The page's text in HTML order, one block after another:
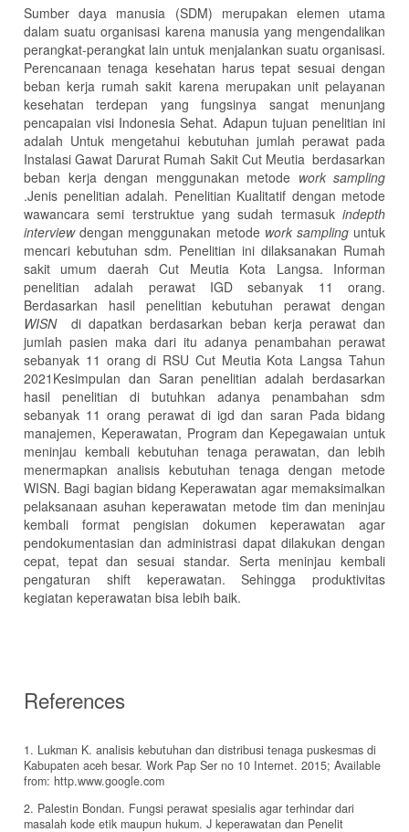
Sumber daya manusia (SDM) merupakan elemen utama
dalam suatu organisasi karena manusia yang mengendalikan
perangkat-perangkat lain untuk menjalankan suatu organisasi.
Perencanaan tenaga kesehatan harus tepat sesuai dengan
beban kerja rumah sakit karena merupakan unit pelayanan
kesehatan terdepan yang fungsinya sangat menunjang
pencapaian visi Indonesia Sehat. Adapun tujuan penelitian ini
adalah Untuk mengetahui kebutuhan jumlah perawat pada
Instalasi Gawat Darurat Rumah Sakit Cut Meutia berdasarkan
beban kerja dengan menggunakan metode work sampling
.Jenis penelitian adalah. Penelitian Kualitatif dengan metode
wawancara semi terstruktue yang sudah termasuk indepth
interviewdengan menggunakan metode work samplinguntuk
mencari kebutuhan sdm. Penelitian ini dilaksanakan Rumah
sakit umum daerah Cut Meutia Kota Langsa. Informan
penelitian adalah perawat IGD sebanyak 11 orang.
Berdasarkan hasil penelitian kebutuhan perawat dengan
WISN
di dapatkan berdasarkan beban kerja perawat dan
jumlah pasien maka dari itu adanya penambahan perawat
sebanyak 11 orang di RSU Cut Meutia Kota Langsa Tahun
2021Kesimpulan dan Saran penelitian adalah berdasarkan
hasil penelitian di butuhkan adanya penambahan sdm
sebanyak 11 orang perawat di igd dan saran Pada bidang
manajemen, Keperawatan, Program dan Kepegawaian untuk
meninjau kembali kebutuhan tenaga perawatan, dan lebih
menermapkan analisis kebutuhan tenaga dengan metode
WISN. Bagi bagian bidang Keperawatan agar memaksimalkan
pelaksanaan asuhan keperawatan metode tim dan meninjau
kembali format pengisian dokumen keperawatan agar
pendokumentasian dan administrasi dapat dilakukan dengan
cepat, tepat dan sesuai standar. Serta meninjau kembali
pengaturan shift keperawatan. Sehingga produktivitas
kegiatan keperawatan bisa lebih baik.
References
1. Lukman K. analisis kebutuhan dan distribusi tenaga puskesmas di
Kabupaten aceh besar. Work Pap Ser no 10 Internet. 2015; Available
from: http.www.google.com
2. Palestin Bondan. Fungsi perawat spesialis agar terhindar dari
masalah kode etik maupun hukum. J keperawatan dan Penelit